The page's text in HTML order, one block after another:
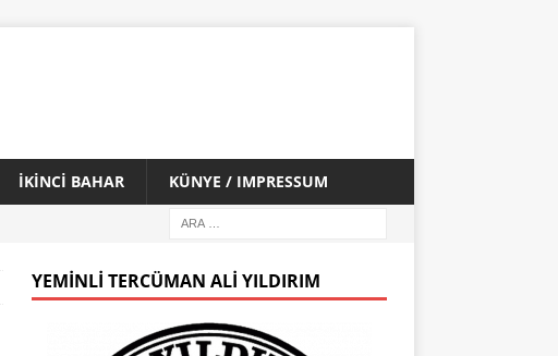
İKİNCİ BAHAR KÜNYE / IMPRESSUM
YEMINLI TERCÜMAN ALI YILDIRIM